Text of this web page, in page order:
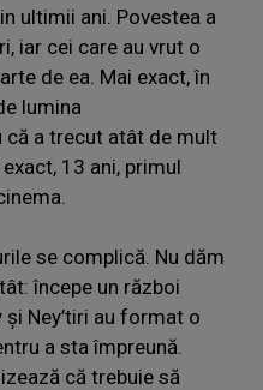
ultimii ani. Povestea a
iar cei care au vrut o
de ea. Mai exact, în
lumina
a trecut atât de mult
13 ani, primul
se complică. Nu dăm
începe un război
Ney’tiri au format o
a sta împreună.
că trebuie să